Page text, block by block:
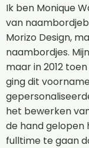
Ik ben Monique
van
Morizo Design,
naambordjes.
maar in 2012
ging dit
het bewerken
de hand gelopen
fulltime te gaan